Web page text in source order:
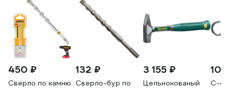
450 ₽
Сверло по камню
132 ₽
Сверло-бур по
3 155 ₽
Цельнокованый
С-